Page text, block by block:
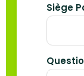
Siège